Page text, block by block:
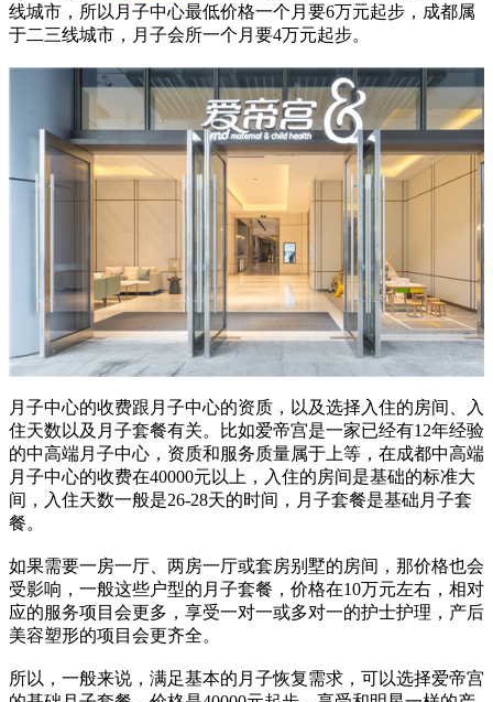
线城市，所以月子中心最低价格一个月要6万元起步，成都属
于二三线城市，月子会所一个月要4万元起步。
月子中心的收费跟月子中心的资质，以及选择入住的房间、入
住天数以及月子套餐有关。比如爱帝宫是一家已经有12年经验
的中高端月子中心，资质和服务质量属于上等，在成都中高端
月子中心的收费在40000元以上，入住的房间是基础的标准大
间，入住天数一般是26-28天的时间，月子套餐是基础月子套
餐。
如果需要一房一厅、两房一厅或套房别墅的房间，那价格也会
受影响，一般这些户型的月子套餐，价格在10万元左右，相对
应的服务项目会更多，享受一对一或多对一的护士护理，产后
美容塑形的项目会更齐全。
所以，一般来说，满足基本的月子恢复需求，可以选择爱帝宫